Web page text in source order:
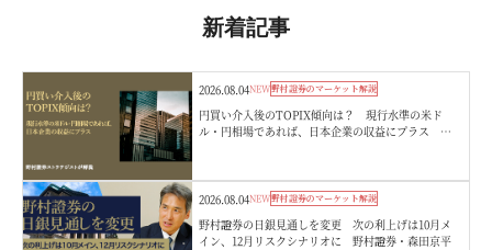
新着記事
2026.08.04NEW野村證券のマーケット解説
円買い介入後のTOPIX傾向は？ 現行水準の米ド
ル・円相場であれば、日本企業の収益にプラス 野
2026.08.04NEW野村證券のマーケット解説
野村證券の日銀見通しを変更 次の利上げは10月メ
イン、12月リスクシナリオに 野村證券・森田京平